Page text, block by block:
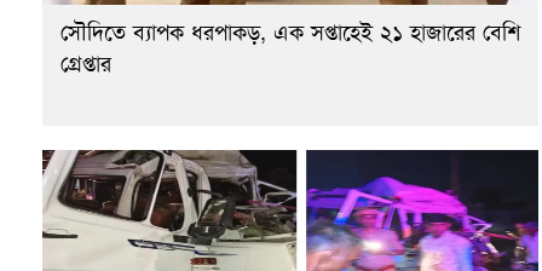
সৌদিতে ব্যাপক ধরপাকড়, এক সপ্তাহেই ২১ হাজারের বেশি
গ্রেপ্তার